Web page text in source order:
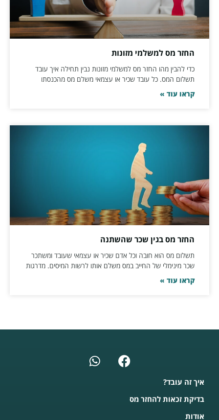
החזר מס למשלמי מזונות
כדי להבין מהו החזר מס למשלמי מזונות נבין תחילה איך עובד
תשלום המס. כל עובד שכיר או עצמאי משלם מס מהכנסתו
קראו עוד »
החזר מס בגין שכר שהשתנה
תשלום מס הוא חובה וכל אדם שכיר או עצמאי שעובד ומשתכר
שכר מינימלי של החייב במס משלם אותו לרשות המיסים. מדרגות
קראו עוד »
איך זה עובד?
בדיקת זכאות להחזר מס
אודות